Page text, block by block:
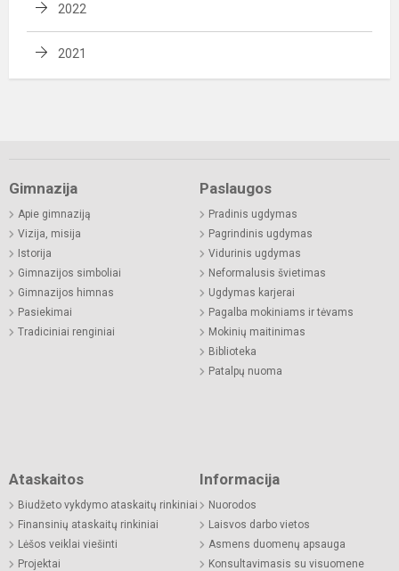
2022
2021
Gimnazija
Apie gimnaziją
Vizija, misija
Istorija
Gimnazijos simboliai
Gimnazijos himnas
Pasiekimai
Tradiciniai renginiai
Paslaugos
Pradinis ugdymas
Pagrindinis ugdymas
Vidurinis ugdymas
Neformalusis švietimas
Ugdymas karjerai
Pagalba mokiniams ir tėvams
Mokinių maitinimas
Biblioteka
Patalpų nuoma
Ataskaitos
Biudžeto vykdymo ataskaitų rinkiniai
Finansinių ataskaitų rinkiniai
Lėšos veiklai viešinti
Projektai
Informacija
Nuorodos
Laisvos darbo vietos
Asmens duomenų apsauga
Konsultavimasis su visuomene